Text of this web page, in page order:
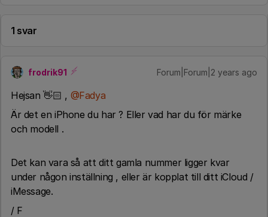
1 svar
frodrik91 Forum|Forum|2 years ago
Hejsan 👋🏻 , @Fadya
Är det en iPhone du har ? Eller vad har du för märke
och modell .
Det kan vara så att ditt gamla nummer ligger kvar
under någon inställning , eller är kopplat till ditt iCloud /
iMessage.
/ F